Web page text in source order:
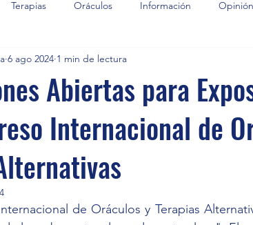
Terapias Oráculos Información Opinión
Abiertas para
Internacional de
6 ago 2024 1 min de lectura
de Oráculos y Terapias